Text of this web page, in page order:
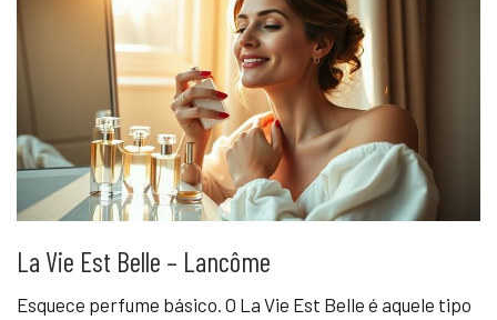
La Vie Est Belle – Lancôme
Esquece perfume básico. O La Vie Est Belle é aquele tipo